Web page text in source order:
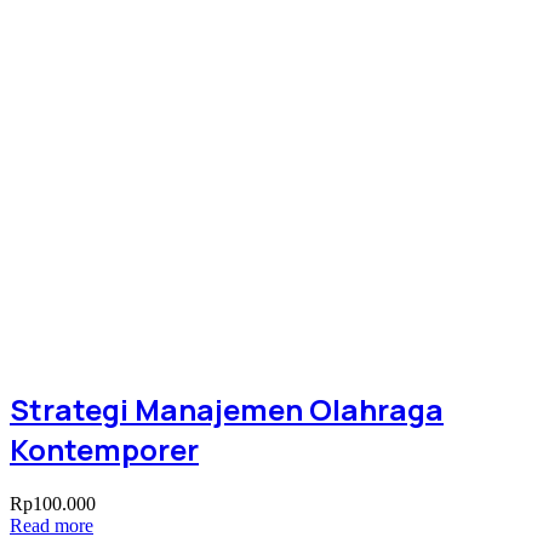
Strategi Manajemen Olahraga
Kontemporer
Rp100.000
Read more